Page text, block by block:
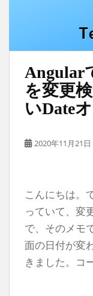
Angular
を変更
いDate
2020年11月21日
こんにちは。
っていて、変
で、そのメモ
面の日付が変
きました。コ